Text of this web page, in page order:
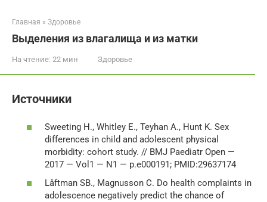
Главная » Здоровье
Выделения из влагалища и из матки
На чтение: 22 мин Здоровье
Источники
Sweeting H., Whitley E., Teyhan A., Hunt K. Sex
differences in child and adolescent physical
morbidity: cohort study. // BMJ Paediatr Open —
2017 — Vol1 — N1 — p.e000191; PMID:29637174
Låftman SB., Magnusson C. Do health complaints in
adolescence negatively predict the chance of